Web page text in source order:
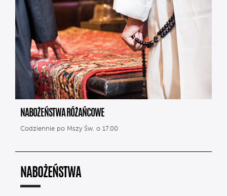
NABOŻEŃSTWA RÓŻAŃCOWE
Codziennie po Mszy Św. o 17.00
NABOŻEŃSTWA